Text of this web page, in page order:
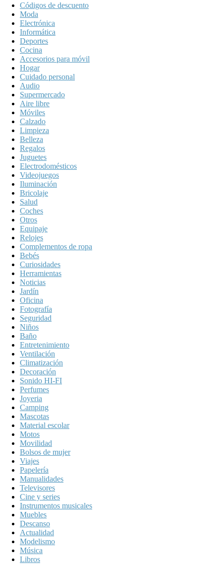
Códigos de descuento
Moda
Electrónica
Informática
Deportes
Cocina
Accesorios para móvil
Hogar
Cuidado personal
Audio
Supermercado
Aire libre
Móviles
Calzado
Limpieza
Belleza
Regalos
Juguetes
Electrodomésticos
Videojuegos
Iluminación
Bricolaje
Salud
Coches
Otros
Equipaje
Relojes
Complementos de ropa
Bebés
Curiosidades
Herramientas
Noticias
Jardín
Oficina
Fotografía
Seguridad
Niños
Baño
Entretenimiento
Ventilación
Climatización
Decoración
Sonido HI-FI
Perfumes
Joyeria
Camping
Mascotas
Material escolar
Motos
Movilidad
Bolsos de mujer
Viajes
Papelería
Manualidades
Televisores
Cine y series
Instrumentos musicales
Muebles
Descanso
Actualidad
Modelismo
Música
Libros